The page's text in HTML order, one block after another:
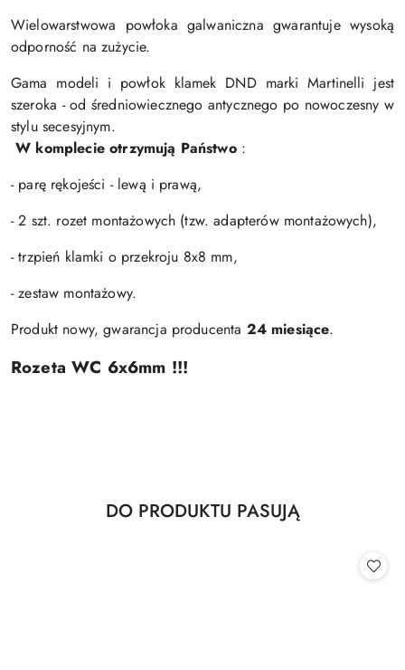
Wielowarstwowa powłoka galwaniczna gwarantuje wysoką
odporność na zużycie.
Gama modeli i powłok klamek DND marki Martinelli jest
szeroka - od średniowiecznego antycznego po nowoczesny w
stylu secesyjnym.
W komplecie otrzymują Państwo:
- parę rękojeści - lewą i prawą,
- 2 szt. rozet montażowych (tzw. adapterów montażowych),
- trzpień klamki o przekroju 8x8 mm,
- zestaw montażowy.
Produkt nowy, gwarancja producenta 24 miesiące.
Rozeta WC 6x6mm !!!
Pomiń karuzelę produktów
Produkty
DO PRODUKTU PASUJĄ